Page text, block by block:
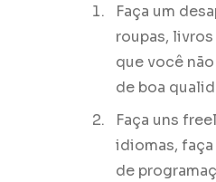
Faça um
roupas,
que você
de boa
Faça uns
idiomas,
de